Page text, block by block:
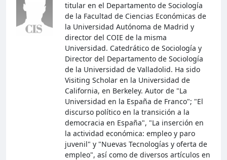
titular en el Departamento de Sociología
de la Facultad de Ciencias Económicas de
la Universidad Autónoma de Madrid y
director del COIE de la misma
Universidad. Catedrático de Sociología y
Director del Departamento de Sociología
de la Universidad de Valladolid. Ha sido
Visiting Scholar en la Universidad de
California, en Berkeley. Autor de "La
Universidad en la España de Franco"; "El
discurso político en la transición a la
democracia en España", "La inserción en
la actividad económica: empleo y paro
juvenil" y "Nuevas Tecnologías y oferta de
empleo", así como de diversos artículos en